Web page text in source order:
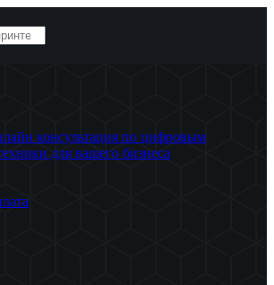
консультация по цифровым
для вашего бизнеса